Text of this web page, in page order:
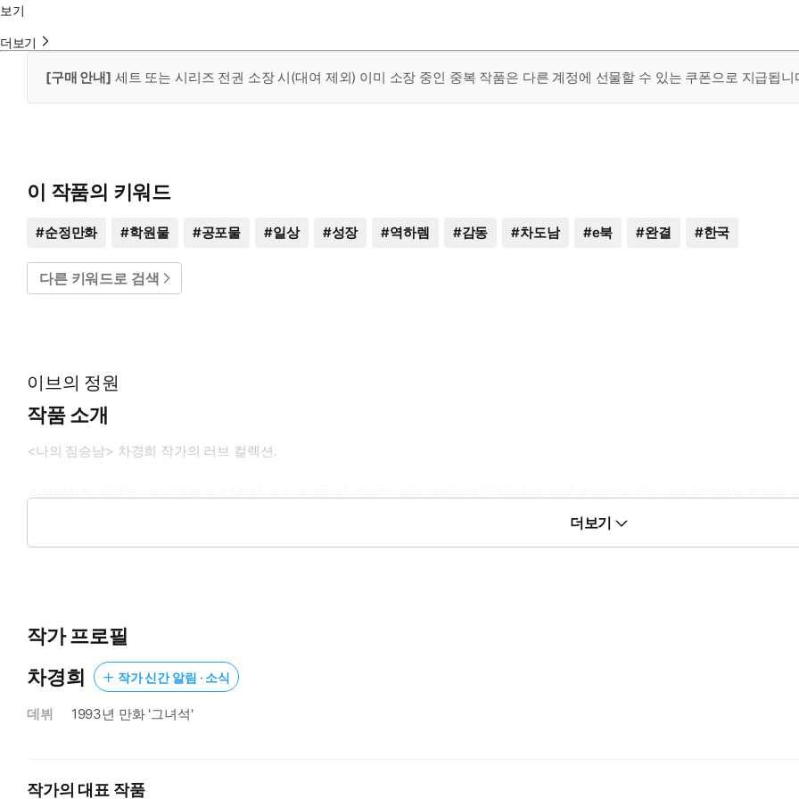
보기
더보기
[구매 안내] 세트 또는 시리즈 전권 소장 시(대여 제외) 이미 소장 중인 중복 작품은 다른 계정에 선물할 수 있는 쿠폰으로 지급됩니
이 작품의 키워드
#순정만화 #학원물 #공포물 #일상 #성장 #역하렘 #감동 #차도남 #e북 #완결 #한국
다른 키워드로 검색
이브의 정원
작품 소개
<나의 짐승남> 차경희 작가의 러브 컬렉션.
총학생회장 크리유스라시크로스, 부회장 거스 크로리앙 그리고 코렌 크로리앙은 헐리센트리에 속해있는 기숙사에 살고있는 유일
국적인 어머니와 한국인 아버지 사이의 혼혈이며 6살때 부모를 잃고 영국으로 오게 될때까지 그 경위를 확실히 아는 사람은 없다. 그
더보기
작가 프로필
차경희
작가 신간 알림 · 소식
데뷔 1993년 만화 '그녀석'
작가의 대표 작품